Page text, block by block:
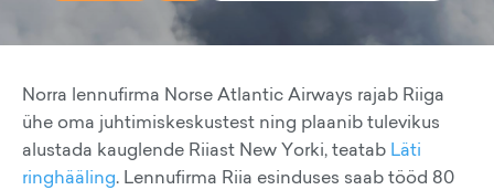
Norra lennufirma Norse Atlantic Airways rajab Riiga
ühe oma juhtimiskeskustest ning plaanib tulevikus
alustada kauglende Riiast New Yorki, teatab Läti
ringhääling. Lennufirma Riia esinduses saab tööd 80